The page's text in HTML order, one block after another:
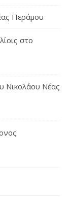
Περάμου
στο
Νικολάου Νέας